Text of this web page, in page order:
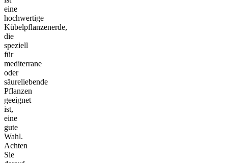
eine
hochwertige
Kübelpflanzenerde,
die
speziell
für
mediterrane
oder
säureliebende
Pflanzen
geeignet
ist,
eine
gute
Wahl.
Achten
Sie